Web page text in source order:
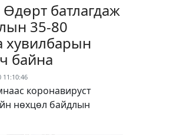
батлагдаж
35-80
хувилбарын
байна
11:10:46
коронавируст
нөхцөл байдлын